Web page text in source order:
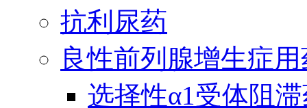
抗利尿药
良性前列腺增生症
选择性α1受体阻